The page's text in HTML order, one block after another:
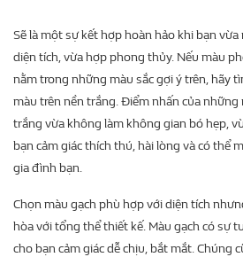
Sẽ là một sự kết hợp hoàn hảo khi bạn
diện tích, vừa hợp phong thủy. Nếu màu
nằm trong những màu sắc gợi ý trên, hãy
màu trên nền trắng. Điểm nhấn của những
trắng vừa không làm không gian bó hẹp,
bạn cảm giác thích thú, hài lòng và có thể
gia đình bạn.
Chọn màu gạch phù hợp với diện tích
hòa với tổng thể thiết kế. Màu gạch có sự
cho bạn cảm giác dễ chịu, bắt mắt. Chúng